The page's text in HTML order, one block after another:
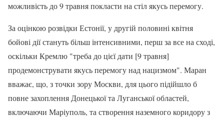
можливість до 9 травня покласти на стіл якусь перемогу.
За оцінкою розвідки Естонії, у другій половині квітня
бойові дії стануть більш інтенсивними, перш за все на сході,
оскільки Кремлю "треба до цієї дати [9 травня]
продемонструвати якусь перемогу над нацизмом". Маран
вважає, що, з точки зору Москви, для цього підійшло б
повне захоплення Донецької та Луганської областей,
включаючи Маріуполь, та створення наземного коридору з